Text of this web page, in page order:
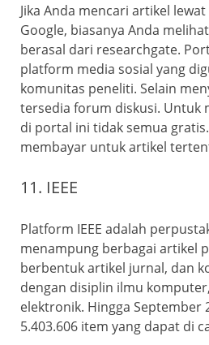
Jika Anda mencari artikel
Google, biasanya Anda
berasal dari researchgate.
platform media sosial yang
komunitas peneliti. Selain
tersedia forum diskusi. Untuk
di portal ini tidak semua
membayar untuk artikel
11. IEEE
Platform IEEE adalah
menampung berbagai artikel
berbentuk artikel jurnal, dan
dengan disiplin ilmu
elektronik. Hingga September
5.403.606 item yang dapat di